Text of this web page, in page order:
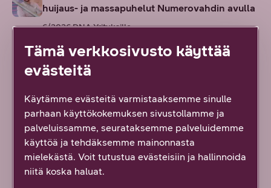
huijaus- ja massapuhelut Numerovahdin avulla
6/2026DNA Yrityksille
Jykevät kivimuurit eivät enää suojaa
linnoitustasi hyökkääjiltä – tietoturva vaatii
Tekoäly teollisuudessa vaatii vahvan
verkkoperustan – vakaasti toimiva verkko on
keskeinen osa modernia tehdasympäristöä
Tämä verkkosivusto käyttää
evästeitä
Käytämme evästeitä varmistaaksemme sinulle
parhaan käyttökokemuksen sivustollamme ja
palveluissamme, seurataksemme palveluidemme
käyttöä ja tehdäksemme mainonnasta
mielekästä. Voit tutustua evästeisiin ja hallinnoida
niitä koska haluat.